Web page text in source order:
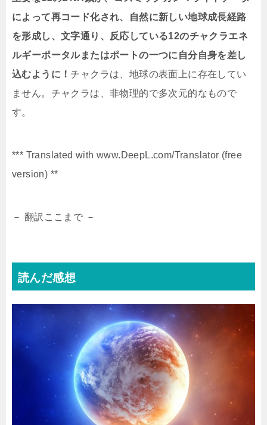
によって再コード化され、自然に新しい地球成長経路
を形成し、文字通り、反応している12のチャクラエネ
ルギーポータルまたはポートの一つに自分自身を差し
込むように！ チャクラは、地球の表面上に存在してい
ません。チャクラは、非物理的で多次元的なもので
す。
*** Translated with www.DeepL.com/Translator (free
version) **
－ 翻訳ここまで －
読んだ感想